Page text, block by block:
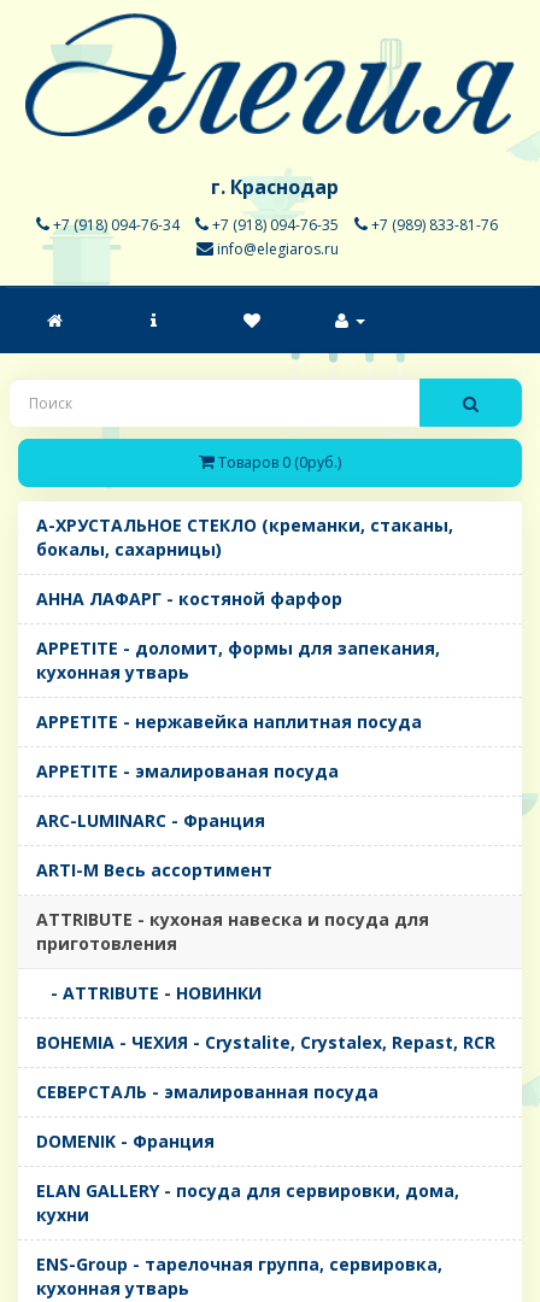
г. Краснодар
+7 (918) 094-76-34 +7 (918) 094-76-35
+7 (989) 833-81-76
info@elegiaros.ru
Товаров 0 (0руб.)
A-ХРУСТАЛЬНОЕ СТЕКЛО (креманки, стаканы,
бокалы, сахарницы)
AHHA ЛАФАРГ - костяной фарфор
APPETITE - доломит, формы для запекания,
кухонная утварь
APPETITE - нержавейка наплитная посуда
APPETITE - эмалированая посуда
ARC-LUMINARC - Франция
ARTI-M Весь ассортимент
ATTRIBUTE - кухоная навеска и посуда для
приготовления
- ATTRIBUTE - НОВИНКИ
BOHEMIA - ЧЕХИЯ - Crystalite, Crystalex, Repast, RCR
CЕВЕРСТАЛЬ - эмалированная посуда
DOMENIK - Франция
ELAN GALLERY - посуда для сервировки, дома,
кухни
ENS-Group - тарелочная группа, сервировка,
кухонная утварь